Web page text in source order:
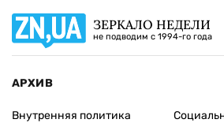
ЗЕРКАЛО НЕДЕЛИ
не подводим с 1994-го года
АРХИВ
Внутренняя политика